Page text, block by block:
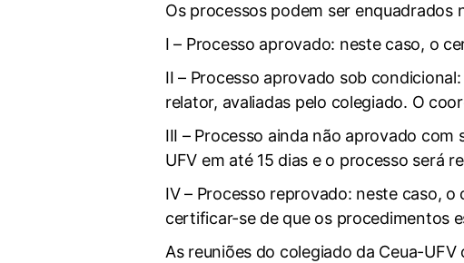
Os processos podem ser enquadrados
I – Processo aprovado: neste caso, o
II – Processo aprovado sob
relator, avaliadas pelo colegiado. O
III – Processo ainda não aprovado
UFV em até 15 dias e o processo será
IV – Processo reprovado: neste caso,
certificar-se de que os procedimentos
As reuniões do colegiado da Ceua-